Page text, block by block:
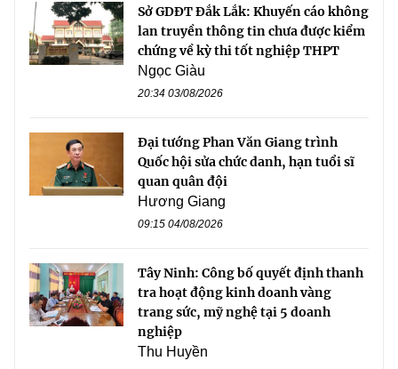
Sở GDĐT Đắk Lắk: Khuyến cáo không
lan truyền thông tin chưa được kiểm
chứng về kỳ thi tốt nghiệp THPT
Ngọc Giàu
20:34 03/08/2026
Đại tướng Phan Văn Giang trình
Quốc hội sửa chức danh, hạn tuổi sĩ
quan quân đội
Hương Giang
09:15 04/08/2026
Tây Ninh: Công bố quyết định thanh
tra hoạt động kinh doanh vàng
trang sức, mỹ nghệ tại 5 doanh
nghiệp
Thu Huyền